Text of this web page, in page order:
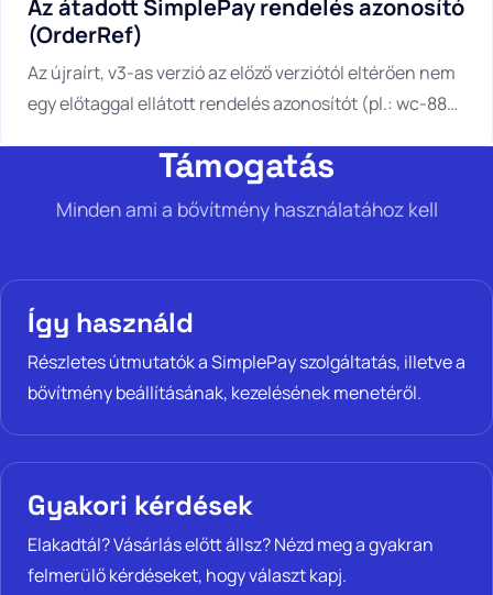
Az átadott SimplePay rendelés azonosító
(OrderRef)
Az újraírt, v3-as verzió az előző verziótól eltérően nem
egy előtaggal ellátott rendelés azonosítót (pl.: wc-889)
wc_order_q6MXBjFKQwm7B), amely teljesen egyedi.
Támogatás
Minden ami a bővítmény használatához kell
Így használd
Részletes útmutatók a SimplePay szolgáltatás, illetve a
bővítmény beállításának, kezelésének menetéről.
Gyakori kérdések
Elakadtál? Vásárlás előtt állsz? Nézd meg a gyakran
felmerülő kérdéseket, hogy választ kapj.